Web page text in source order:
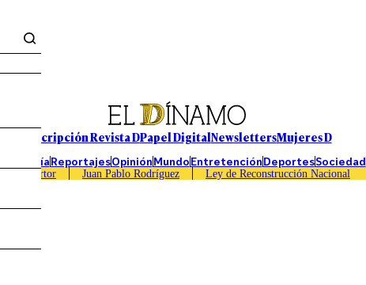
Suscripción Revista DPapel DigitalNewslettersMujeres D
EconomíaReportajesOpiniónMundoEntretenciónDeportesSociedad
Caso Sartor Juan Pablo Rodríguez Ley de Reconstrucción Nacional